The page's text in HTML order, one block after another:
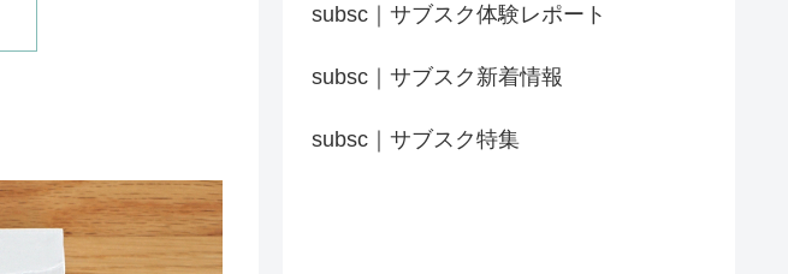
subsc｜サブスク体験レポート
subsc｜サブスク新着情報
subsc｜サブスク特集